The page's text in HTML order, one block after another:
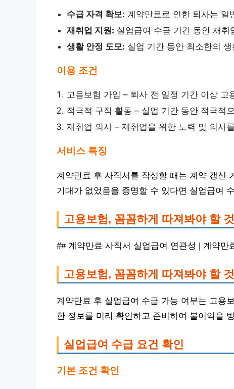
수급 자격 확보: 계약만료로 인한 퇴사는 일
재취업 지원: 실업급여 수급 기간 동안 재
생활 안정 도모: 실업 기간 동안 최소한의
이용 조건
고용보험 가입 – 퇴사 전 일정 기간 이상 고
적극적 구직 활동 – 실업 기간 동안 적극적
재취업 의사 – 재취업을 위한 노력 및 의사
서비스 특징
계약만료 후 사직서를 작성할 때는 계약 갱신
기대가 없었음을 증명할 수 있다면 실업급여
고용보험, 꼼꼼하게 따져봐야 할
## 계약만료 사직서 실업급여 연관성 | 계약만
고용보험, 꼼꼼하게 따져봐야 할
계약만료 후 실업급여 수급 가능 여부는 고용
한 정보를 미리 확인하고 준비하여 불이익을
실업급여 수급 요건 확인
기본 조건 확인